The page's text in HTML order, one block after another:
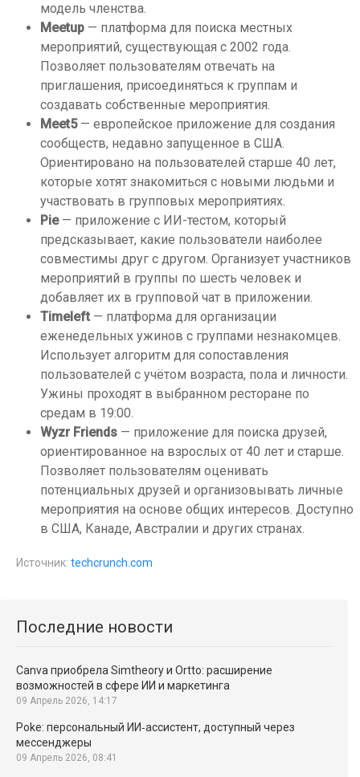
модель членства.
Meetup — платформа для поиска местных
мероприятий, существующая с 2002 года.
Позволяет пользователям отвечать на
приглашения, присоединяться к группам и
создавать собственные мероприятия.
Meet5— европейское приложение для создания
сообществ, недавно запущенное в США.
Ориентировано на пользователей старше 40 лет,
которые хотят знакомиться с новыми людьми и
участвовать в групповых мероприятиях.
Pie— приложение с ИИ-тестом, который
предсказывает, какие пользователи наиболее
совместимы друг с другом. Организует участников
мероприятий в группы по шесть человек и
добавляет их в групповой чат в приложении.
Timeleft — платформа для организации
еженедельных ужинов с группами незнакомцев.
Использует алгоритм для сопоставления
пользователей с учётом возраста, пола и личности.
Ужины проходят в выбранном ресторане по
средам в 19:00.
Wyzr Friends — приложение для поиска друзей,
ориентированное на взрослых от 40 лет и старше.
Позволяет пользователям оценивать
потенциальных друзей и организовывать личные
мероприятия на основе общих интересов. Доступно
в США, Канаде, Австралии и других странах.
Источник: techcrunch.com
Последние новости
Canva приобрела Simtheory и Ortto: расширение
возможностей в сфере ИИ и маркетинга
09 Апрель 2026, 14:17
Poke: персональный ИИ‑ассистент, доступный через
мессенджеры
09 Апрель 2026, 08:41